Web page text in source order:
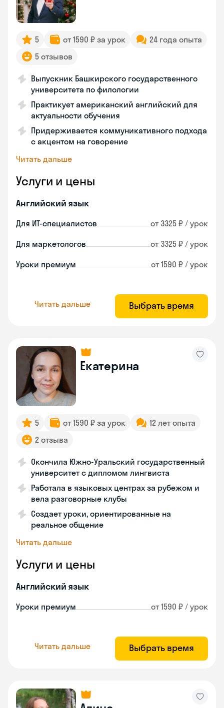
5 от 1590 ₽ за урок
24 года опыта
5 отзывов
Выпускник Башкирского государственного
университета по филологии
Практикует американский английский для
актуальности обучения
Придерживается коммуникативного подхода
с акцентом на говорение
Читать дальше
Услуги и цены
Английский язык
Для ИТ-специалистов от 3325 ₽ / урок
Для маркетологов от 3325 ₽ / урок
Уроки премиум от 1590 ₽ / урок
Читать дальше Выбрать время
Екатерина
5 от 1590 ₽ за урок
12 лет опыта
2 отзыва
Окончила Южно-Уральский государственный
университет с дипломом лингвиста
Работала в языковых центрах за рубежом и
вела разговорные клубы
Создает уроки, ориентированные на
реальное общение
Читать дальше
Услуги и цены
Английский язык
Уроки премиум от 1590 ₽ / урок
Читать дальше Выбрать время